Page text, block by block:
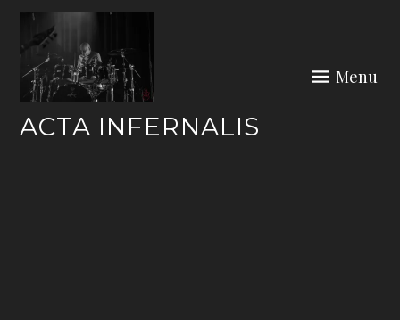
Skip
content
ACTA INFERNALIS
Menu